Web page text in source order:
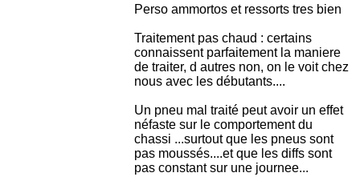
Perso ammortos et ressorts tres bien
Traitement pas chaud : certains
connaissent parfaitement la maniere
de traiter, d autres non, on le voit chez
nous avec les débutants....
Un pneu mal traité peut avoir un effet
néfaste sur le comportement du
chassi ...surtout que les pneus sont
pas moussés....et que les diffs sont
pas constant sur une journee...